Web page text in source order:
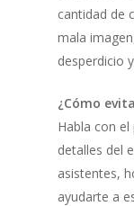
cantidad de
mala
desperdicio
¿Cómo
Habla con
detalles del
asistentes,
ayudarte a